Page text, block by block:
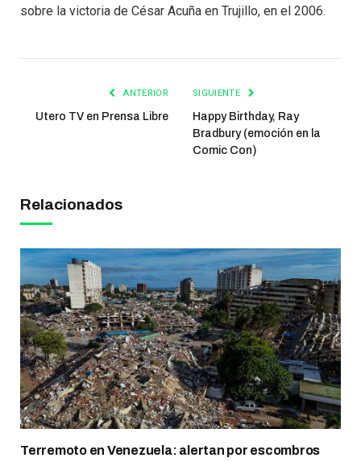
sobre la victoria de César Acuña en Trujillo, en el 2006.
ANTERIOR
Utero TV en Prensa Libre
SIGUIENTE
Happy Birthday, Ray
Bradbury (emoción en la
Comic Con)
Relacionados
Terremoto en Venezuela: alertan por escombros